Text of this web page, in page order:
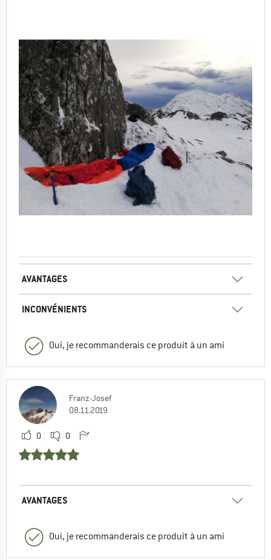
AVANTAGES
INCONVÉNIENTS
Oui, je recommanderais ce produit à un ami
Franz-Josef
08.11.2019
0 0
AVANTAGES
Oui, je recommanderais ce produit à un ami